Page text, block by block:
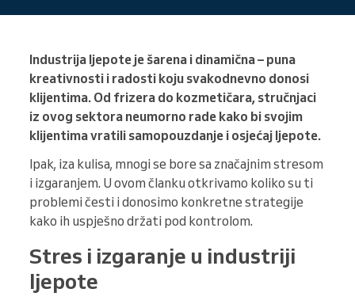
Industrija ljepote je šarena i dinamična – puna
kreativnosti i radosti koju svakodnevno donosi
klijentima. Od frizera do kozmetičara, stručnjaci
iz ovog sektora neumorno rade kako bi svojim
klijentima vratili samopouzdanje i osjećaj ljepote.
Ipak, iza kulisa, mnogi se bore sa značajnim stresom
i izgaranjem. U ovom članku otkrivamo koliko su ti
problemi česti i donosimo konkretne strategije
kako ih uspješno držati pod kontrolom.
Stres i izgaranje u industriji
ljepote